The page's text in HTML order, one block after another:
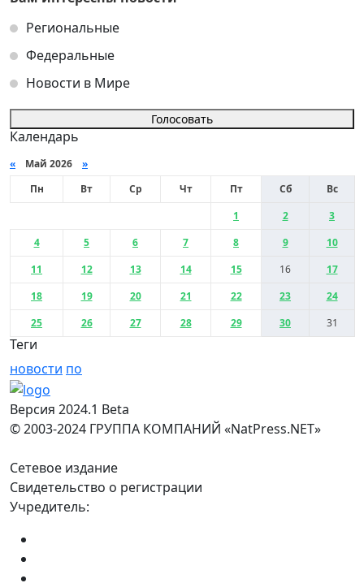
Региональные
Федеральные
Новости в Мире
Голосовать
Календарь
« Май 2026 »
Пн
Вт Ср Чт Пт Сб
Вс
1
2
3
4
5 6 7 8 9
10
11
12 13 14 15 16
17
18
19 20 21 22 23
24
25
26 27 28 29 30 31
Теги
новости по
Версия 2024.1 Beta
© 2003-2024 ГРУППА КОМПАНИЙ «NatPress.NET»
Сетевое издание
Свидетельство о регистрации
Учредитель: